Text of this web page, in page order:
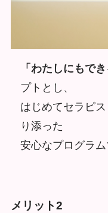
「わたしにもで
プトとし、
はじめてセラピ
り添った
安心なプログラム
メリット2